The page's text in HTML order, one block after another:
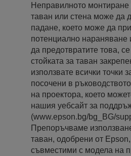
Неправилното монтиране
таван или стена може да
падане, което може да
потенциално нараняване
да предотвратите това,
стойката за таван
използвате всички точки
посочени в
на проектора, което
нашия уебсайт за
(www.epson.bg/bg_BG/
Препоръчваме
таван, одобрени от Epson,
съвместими с модела на